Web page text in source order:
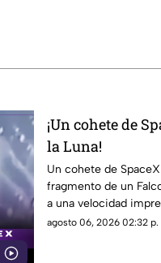
¡Un cohete de
la Luna!
Un cohete de
fragmento de un
a una velocidad
enorme cráter.
agosto 06, 2026 02:32 p.